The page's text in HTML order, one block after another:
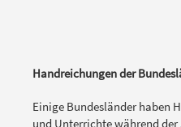
Handreichungen der
Einige Bundesländer haben
und Unterrichte während